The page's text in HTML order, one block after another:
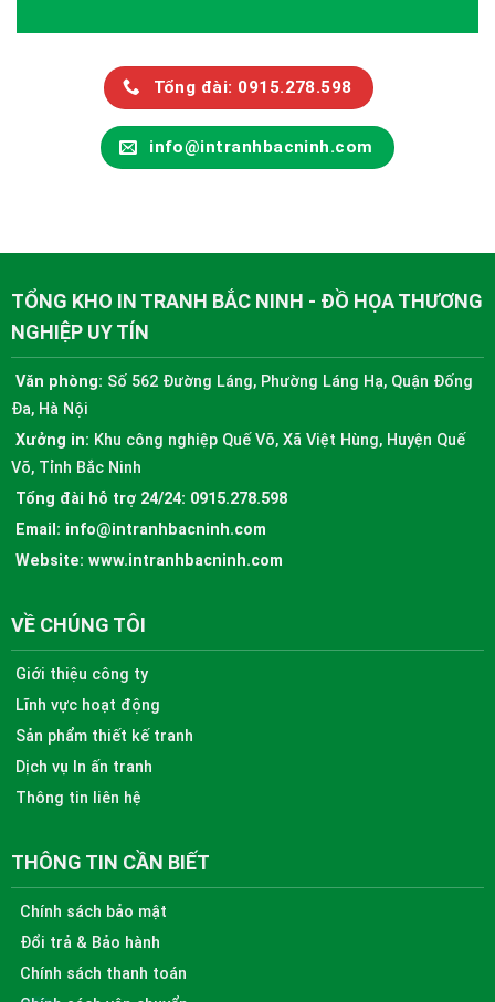
Tổng đài: 0915.278.598
info@intranhbacninh.com
TỔNG KHO IN TRANH BẮC NINH - ĐỒ HỌA THƯƠNG
NGHIỆP UY TÍN
Văn phòng: Số 562 Đường Láng, Phường Láng Hạ, Quận Đống
Đa, Hà Nội
Xưởng in: Khu công nghiệp Quế Võ, Xã Việt Hùng, Huyện Quế
Võ, Tỉnh Bắc Ninh
Tổng đài hỗ trợ 24/24: 0915.278.598
Email: info@intranhbacninh.com
Website: www.intranhbacninh.com
VỀ CHÚNG TÔI
Giới thiệu công ty
Lĩnh vực hoạt động
Sản phẩm thiết kế tranh
Dịch vụ In ấn tranh
Thông tin liên hệ
THÔNG TIN CẦN BIẾT
Chính sách bảo mật
Đổi trả & Bảo hành
Chính sách thanh toán